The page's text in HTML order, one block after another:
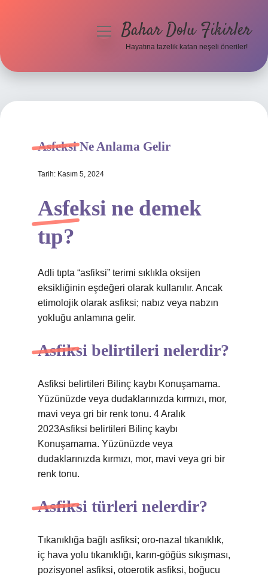
Hakkımızda
menüyüBahar Dolu Fikirler
Hayatına tazelik katan neşeli öneriler!
Asfeksi Ne Anlama Gelir
Tarih: Kasım 5, 2024
Asfeksi ne demek
tıp?
Adli tıpta “asfiksi” terimi sıklıkla oksijen
eksikliğinin eşdeğeri olarak kullanılır. Ancak
etimolojik olarak asfiksi; nabız veya nabzın
yokluğu anlamına gelir.
Asfiksi belirtileri nelerdir?
Asfiksi belirtileri Bilinç kaybı Konuşamama.
Yüzünüzde veya dudaklarınızda kırmızı, mor,
mavi veya gri bir renk tonu. 4 Aralık
2023Asfiksi belirtileri Bilinç kaybı
Konuşamama. Yüzünüzde veya
dudaklarınızda kırmızı, mor, mavi veya gri bir
renk tonu.
Asfiksi türleri nelerdir?
Tıkanıklığa bağlı asfiksi; oro-nazal tıkanıklık,
iç hava yolu tıkanıklığı, karın-göğüs sıkışması,
pozisyonel asfiksi, otoerotik asfiksi, boğucu